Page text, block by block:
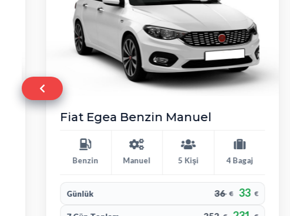
Fiat Egea Benzin Manuel
Benzin Manuel 4 Bagaj
Günlük 33 €